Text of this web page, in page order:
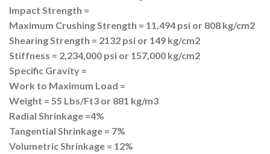
Impact Strength =
Maximum Crushing Strength = 11,494 psi or 808 kg/cm2
Shearing Strength = 2132 psi or 149 kg/cm2
Stiffness = 2,234,000 psi or 157,000 kg/cm2
Specific Gravity =
Work to Maximum Load =
Weight = 55 Lbs/Ft3 or 881 kg/m3
Radial Shrinkage =4%
Tangential Shrinkage = 7%
Volumetric Shrinkage = 12%